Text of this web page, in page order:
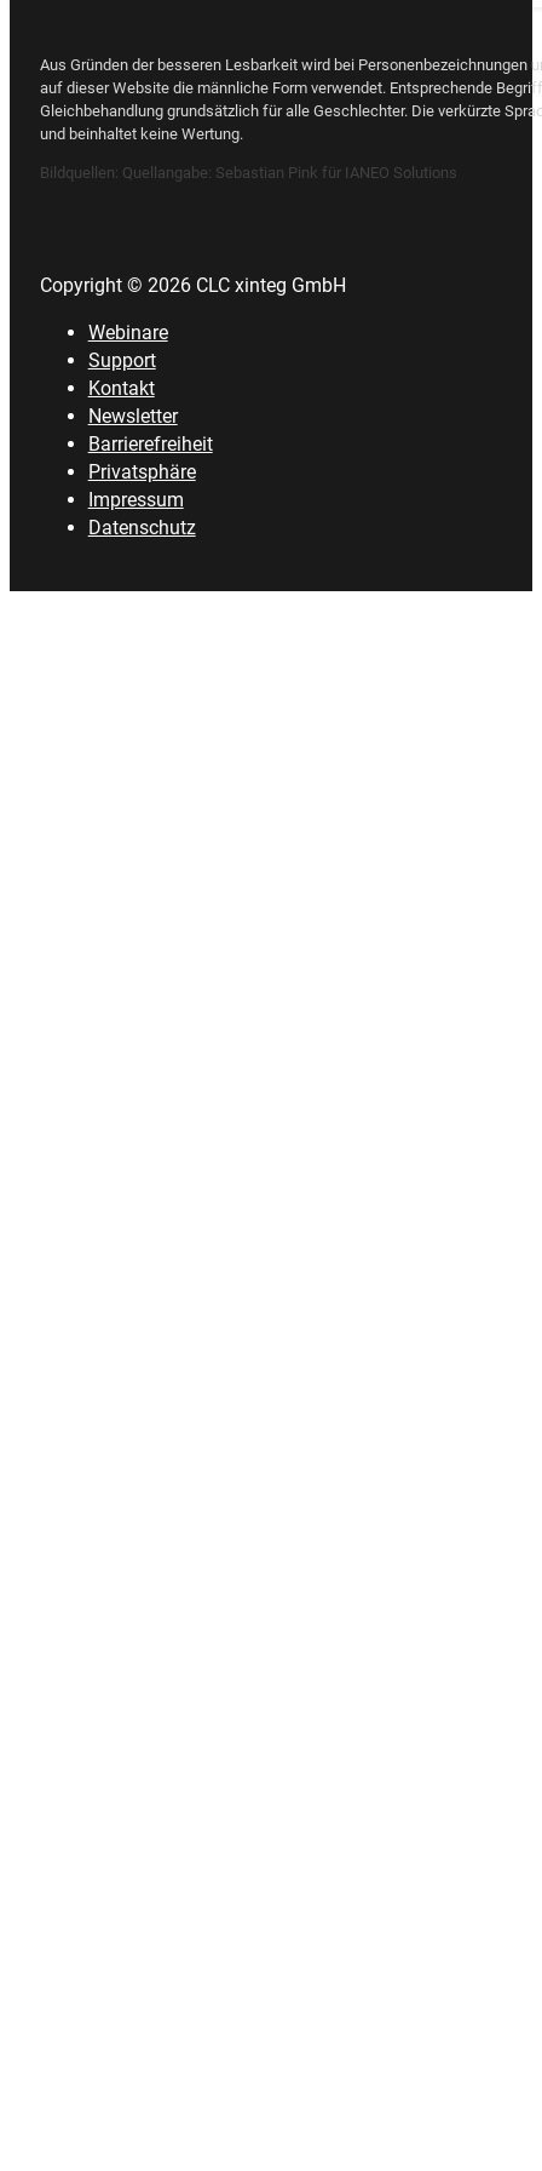
Aus Gründen der besseren Lesbarkeit wird bei Personenbezeichnungen
auf dieser Website die männliche Form verwendet. Entsprechende
Gleichbehandlung grundsätzlich für alle Geschlechter. Die verkürzte
und beinhaltet keine Wertung.
Bildquellen: Quellangabe: Sebastian Pink für IANEO Solutions
Copyright © 2026 CLC xinteg GmbH
Webinare
Support
Kontakt
Newsletter
Barrierefreiheit
Privatsphäre
Impressum
Datenschutz